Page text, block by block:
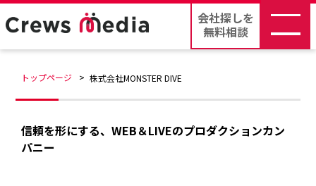
会社探しを
無料相談
トップページ 株式会社MONSTER DIVE
信頼を形にする、WEB＆LIVEのプロダクションカン
パニー